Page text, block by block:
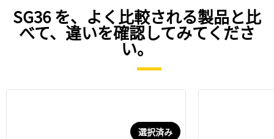
SG36 を、よく比較される製品と比
べて、違いを確認してみてくださ
い。
選択済み